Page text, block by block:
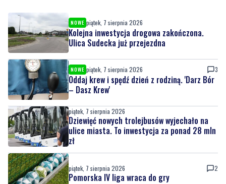
NOWE piątek, 7 sierpnia 2026
Kolejna inwestycja drogowa zakończona.
Ulica Sudecka już przejezdna
NOWE piątek, 7 sierpnia 2026 3
Oddaj krew i spędź dzień z rodziną. 'Darz Bór
– Dasz Krew'
piątek, 7 sierpnia 2026
Dziewięć nowych trolejbusów wyjechało na
ulice miasta. To inwestycja za ponad 28 mln
zł
piątek, 7 sierpnia 2026 2
Pomorska IV liga wraca do gry